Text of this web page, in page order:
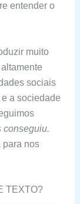
entender o
muito
sociais
a sociedade
conseguiu.
para nos
TEXTO?